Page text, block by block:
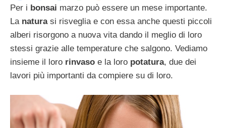
Per i bonsai marzo può essere un mese importante.
La naturasi risveglia e con essa anche questi piccoli
alberi risorgono a nuova vita dando il meglio di loro
stessi grazie alle temperature che salgono. Vediamo
insieme il loro rinvaso e la loro potatura, due dei
lavori più importanti da compiere su di loro.